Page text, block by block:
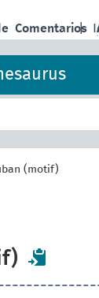
|
Comentarios
(motif)